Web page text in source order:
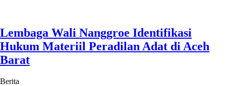
Lembaga Wali Nanggroe Identifikasi
Hukum Materiil Peradilan Adat di Aceh
Barat
Berita